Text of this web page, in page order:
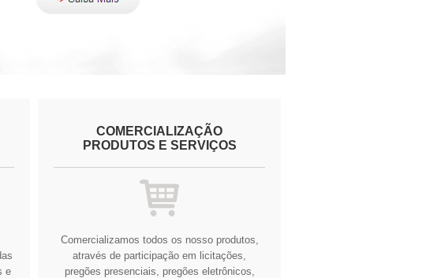
e
COMERCIALIZAÇÃO
PRODUTOS E SERVIÇOS
Comercializamos todos os nosso produtos,
através de participação em licitações,
pregões presenciais, pregões eletrônicos,